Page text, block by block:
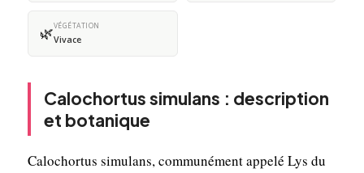
🌿VÉGÉTATION
Vivace
Calochortus simulans : description
et botanique
Calochortus simulans, communément appelé Lys du